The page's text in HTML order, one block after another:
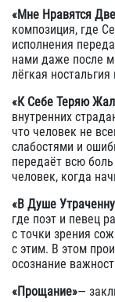
«Мне Нравятся
композиция, где
исполнения
нами даже после
лёгкая
«К Себе Теряю
внутренних
что человек не
слабостями и
передаёт всю
человек, когда
«В Душе
где поэт и певец
с точки зрения
с этим. В этом
осознание
«Прощание»—